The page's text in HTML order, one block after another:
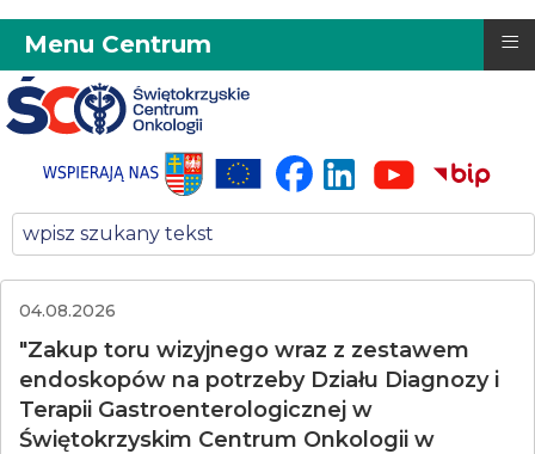
Menu Centrum ≡
04.08.2026
"Zakup toru wizyjnego wraz z zestawem
endoskopów na potrzeby Działu Diagnozy i
Terapii Gastroenterologicznej w
Świętokrzyskim Centrum Onkologii w